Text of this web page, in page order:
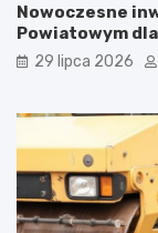
Nowoczesne
Powiatowym
29 lipca 2026